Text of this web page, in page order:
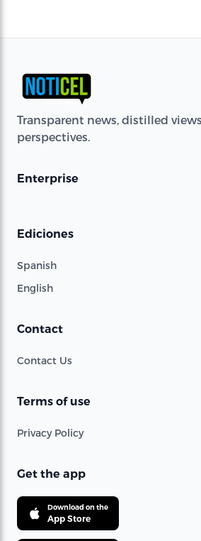
Transparent news, distilled
perspectives.
Enterprise
Ediciones
Spanish
English
Contact
Contact Us
Terms of use
Privacy Policy
Get the app
Download on the
App Store